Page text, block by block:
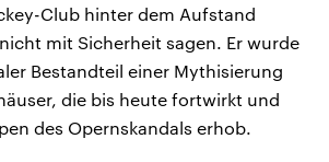
Club hinter dem Aufstand
mit Sicherheit sagen. Er wurde
Bestandteil einer Mythisierung
die bis heute fortwirkt und
des Opernskandals erhob.